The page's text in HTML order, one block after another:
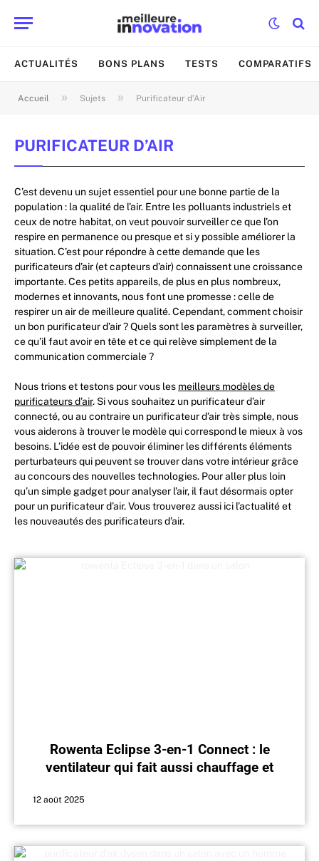
ACTUALITÉS BONS PLANS TESTS COMPARATIFS
Accueil » Sujets » Purificateur d’Air
PURIFICATEUR D’AIR
C’est devenu un sujet essentiel pour une bonne partie de la
population : la qualité de l’air. Entre les polluants industriels et
ceux de notre habitat, on veut pouvoir surveiller ce que l’on
respire en permanence ou presque et si y possible améliorer la
situation. C’est pour répondre à cette demande que les
purificateurs d’air (etcapteurs d’air) connaissent une croissance
importante. Ces petits appareils, de plus en plus nombreux,
modernes et innovants, nous font une promesse : celle de
respirer un air de meilleure qualité. Cependant, comment choisir
un bon purificateur d’air ? Quels sont les paramètres à surveiller,
ce qu’il faut avoir en tête et ce qui relève simplement de la
communication commerciale ?
Nous trions et testons pour vous les meilleurs modèles de
purificateurs d’air. Si vous souhaitez un purificateur d’air
connecté, ou au contraire un purificateur d’air très simple, nous
vous aiderons à trouver le modèle qui correspond le mieux à vos
besoins. L’idée est de pouvoir éliminer les différents éléments
perturbateurs qui peuvent se trouver dans votre intérieur grâce
au concours des nouvelles technologies. Pour aller plus loin
qu’un simple gadget pour analyser l’air, il faut désormais opter
pour un purificateur d’air. Vous trouverez aussi ici l’actualité et
les nouveautés des purificateurs d’air.
Rowenta Eclipse 3-en-1 Connect : le
ventilateur qui fait aussi chauffage et
12 août 2025